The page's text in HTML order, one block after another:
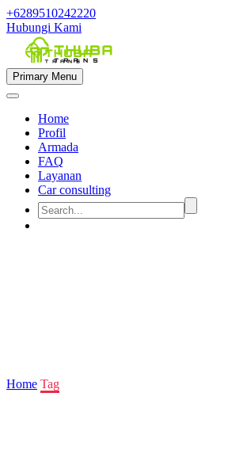
+6289510242220
Hubungi Kami
Primary Menu
Home
Profil
Armada
FAQ
Layanan
Car consulting
Home Tag